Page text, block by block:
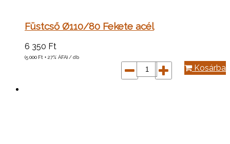
Füstcső Ø110/80 Fekete acél
6 350 Ft
(5 000 Ft + 27% ÁFA) / db
Kosárba